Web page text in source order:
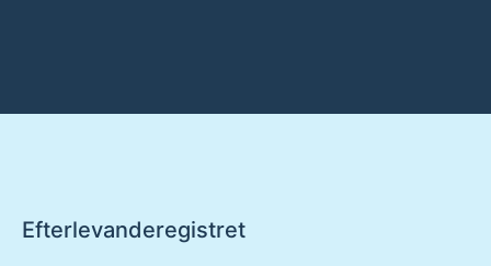
Efterlevanderegistret